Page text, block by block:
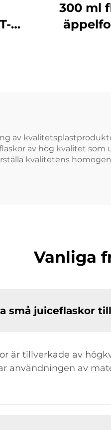
300 ml
av
av hög kvalitet
kvalitetens
Vanliga
små juiceflaskor
är tillverkade av
användningen av